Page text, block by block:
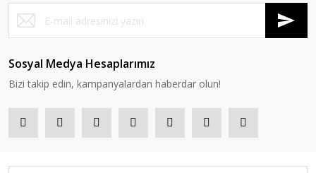
Sosyal Medya Hesaplarımız
Bizi takip edin, kampanyalardan haberdar olun!